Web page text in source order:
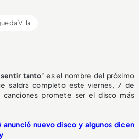
Villa
tanto’ es el nombre del próximo
saldrá completo este viernes, 7 de
promete ser el disco más
anunció nuevo disco y algunos dicen